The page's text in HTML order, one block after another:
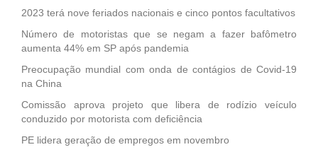
2023 terá nove feriados nacionais e cinco pontos facultativos
Número de motoristas que se negam a fazer bafômetro
aumenta 44% em SP após pandemia
Preocupação mundial com onda de contágios de Covid-19
na China
Comissão aprova projeto que libera de rodízio veículo
conduzido por motorista com deficiência
PE lidera geração de empregos em novembro